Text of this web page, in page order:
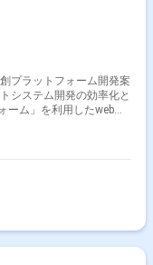
プラットフォーム開発案
システム開発の効率化と
ーム」を利用したwebア